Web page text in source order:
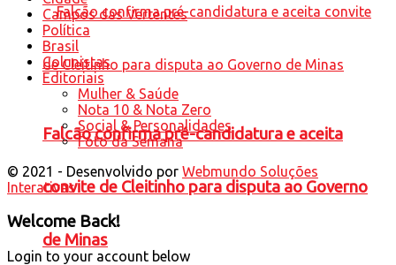
Falcão confirma pré-candidatura e aceita
convite de Cleitinho para disputa ao Governo
de Minas
Campos das Vertentes
Política
Brasil
Colunistas
Editoriais
Mulher & Saúde
Nota 10 & Nota Zero
Social & Personalidades
Foto da Semana
© 2021 - Desenvolvido por Webmundo Soluções
Interativas
Welcome Back!
Login to your account below